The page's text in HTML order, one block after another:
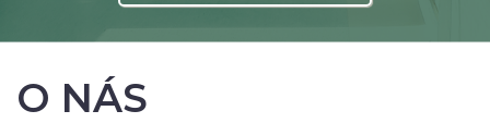
O NÁS